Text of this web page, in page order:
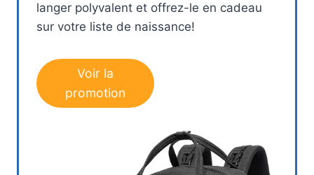
langer polyvalent et offrez-le en cadeau
sur votre liste de naissance!
Voir la
promotion